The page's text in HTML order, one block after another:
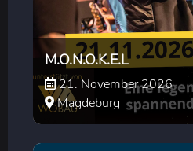
M.O.N.O.K.E.L
21. November 2026
Magdeburg